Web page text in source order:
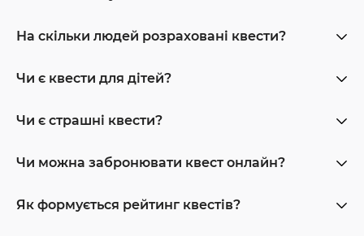
На скільки людей розраховані квести?
Чи є квести для дітей?
Чи є страшні квести?
Чи можна забронювати квест онлайн?
Як формується рейтинг квестів?